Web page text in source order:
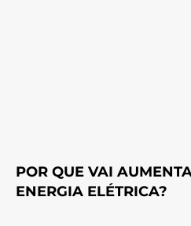
POR QUE VAI
ENERGIA ELÉTRICA?